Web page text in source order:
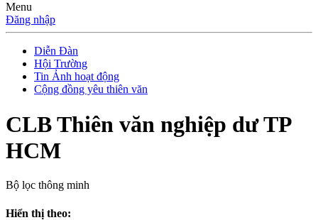
Menu
Đăng nhập
Diễn Đàn
Hội Trường
Tin Ảnh hoạt động
Cộng đồng yêu thiên văn
CLB Thiên văn nghiệp dư TP
HCM
Bộ lọc thông minh
Hiển thị theo: